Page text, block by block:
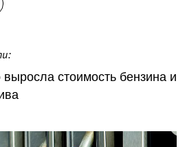
выросла стоимость бензина и